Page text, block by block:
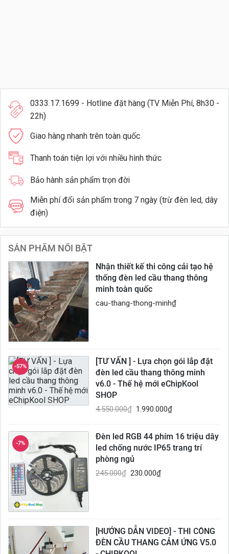
0333.17.1699 - Hotline đặt hàng (TV Miễn Phí, 8h30 -
22h)
Giao hàng nhanh trên toàn quốc
Thanh toán tiện lợi với nhiều hình thức
Bảo hành sản phẩm trọn đời
Miễn phí đổi sản phẩm trong 7 ngày (trừ đèn led, dây
điện)
SẢN PHẨM NỔI BẬT
Nhận thiết kế thi công cải tạo hệ
thống đèn led cầu thang thông
minh toàn quốc
cau-thang-thong-minh₫
-57%
[TƯ VẤN ] - Lựa chọn gói lắp đặt
đèn led cầu thang thông minh
v6.0 - Thế hệ mới eChipKool
SHOP
4.550.000₫ 1.990.000₫
-7%
Đèn led RGB 44 phím 16 triệu dây
led chống nước IP65 trang trí
phòng ngủ
245.000₫ 230.000₫
[HƯỚNG DẪN VIDEO] - THI CÔNG
ĐÈN CẦU THANG CẢM ỨNG V5.0